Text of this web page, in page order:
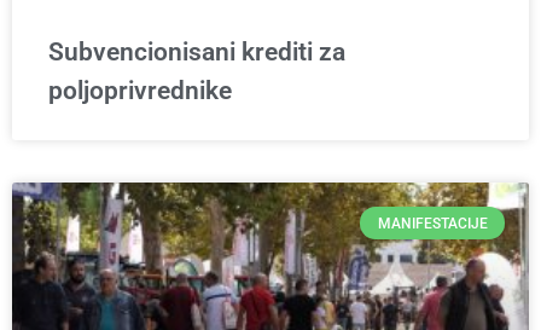
Subvencionisani krediti za
poljoprivrednike
MANIFESTACIJE